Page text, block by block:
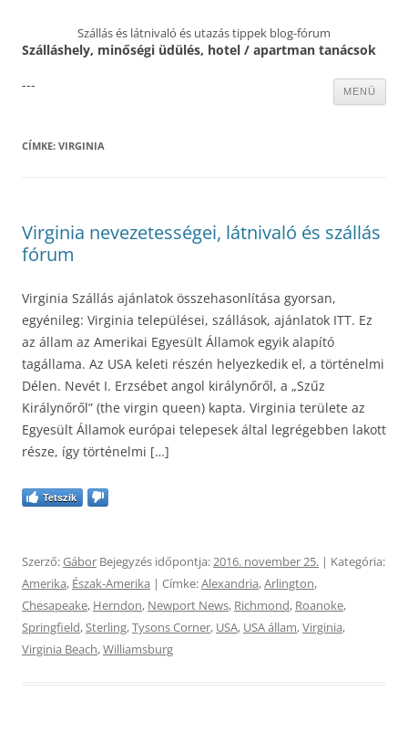
Szállás és látnivaló és utazás tippek blog-fórum
Szálláshely, minőségi üdülés, hotel / apartman tanácsok
MENÜ
---
CÍMKE: VIRGINIA
Virginia nevezetességei, látnivaló és szállás
fórum
Virginia Szállás ajánlatok összehasonlítása gyorsan,
egyénileg: Virginia települései, szállások, ajánlatok ITT. Ez
az állam az Amerikai Egyesült Államok egyik alapító
tagállama. Az USA keleti részén helyezkedik el, a történelmi
Délen. Nevét I. Erzsébet angol királynőről, a „Szűz
Királynőről” (the virgin queen) kapta. Virginia területe az
Egyesült Államok európai telepesek által legrégebben lakott
része, így történelmi […]
Tetszik
Szerző:Gábor Bejegyzés időpontja:2016. november 25. | Kategória:
Amerika, Észak-Amerika | Címke:Alexandria,Arlington,
Chesapeake, Herndon, Newport News, Richmond, Roanoke,
Springfield,Sterling,Tysons Corner, USA, USA állam,Virginia,
Virginia Beach,Williamsburg